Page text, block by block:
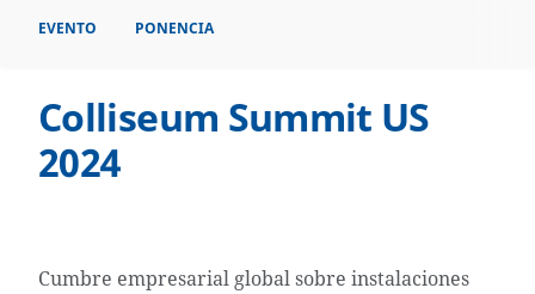
EVENTO PONENCIA
Colliseum Summit US
2024
Cumbre empresarial global sobre instalaciones